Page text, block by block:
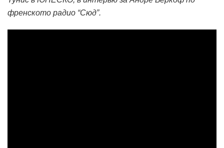
френското радио “Сюд”.